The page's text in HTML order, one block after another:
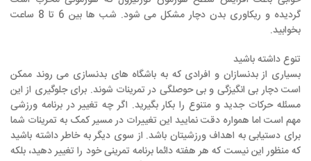
گردیده و ریکاوری بدن دچار مشکل می شود. شب ها بین 6 تا 8 ساعت
بخوابید.
تنوع داشته باشید
بسیاری از بدنسازان و افرادی که به باشگاه های بدنسازی می روند ممکن
است دچار بی انگیزگی و بی حوصلگی در تمرینات شوند. برای جلوگیری از این
مسئله حرکات جدید و متنوع را بکار بگیرید. اگر چه تغییر در برنامه ورزشی
مهم است اما همواره دقت نمایید این تغییرات در مسیر کمک به تمرینات شما
برای دستیابی به اهداف ورزشیتان باشد. از سوی دیگر به خاطر داشته باشید
که منظور این نیست که هر هفته دائما برنامه تمرینی خود را تغییر دهید، بلکه